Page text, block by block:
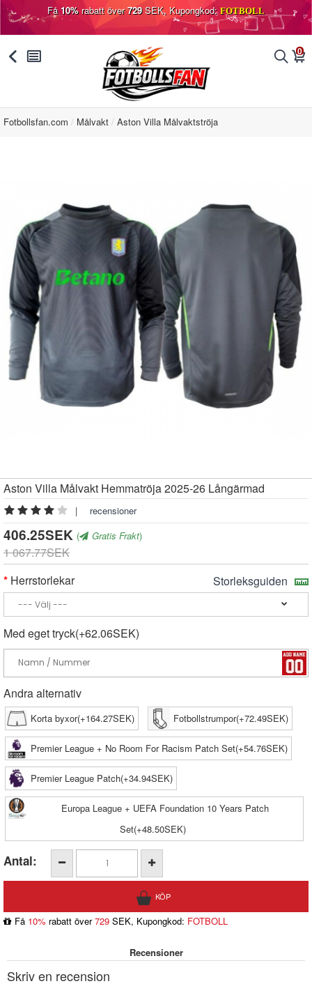
Få10%rabatt över729SEK, Kupongkod: FOTBOLL
󰅯 󰂩 󰂨 0
󰃦
Fotbollsfan.com Målvakt Aston Villa Målvaktströja
Aston Villa Målvakt Hemmatröja 2025-26 Långärmad
| recensioner
406.25SEK ( Gratis Frakt)
1 067.77SEK
Herrstorlekar
Storleksguiden
Med eget tryck(+62.06SEK)
Andra alternativ
Korta byxor(+164.27SEK) Fotbollstrumpor(+72.49SEK)
Premier League + No Room For Racism Patch Set(+54.76SEK)
Premier League Patch(+34.94SEK)
Europa League + UEFA Foundation 10 Years Patch
Set(+48.50SEK)
Antal:
Få 10% rabatt över729 SEK, Kupongkod: FOTBOLL
Recensioner
Skriv en recension